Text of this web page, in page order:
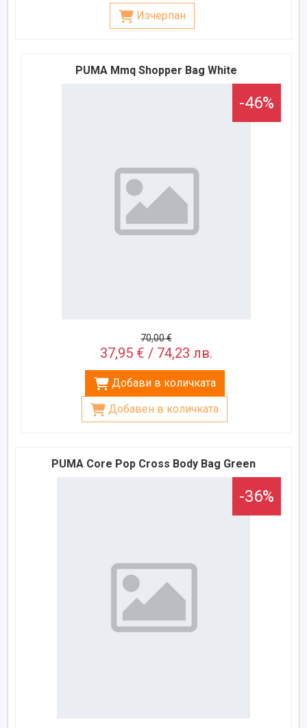
Изчерпан
PUMA Mmq Shopper Bag White
-46%
70,00 €
37,95 € / 74,23 лв.
Добави в количката
Добавен в количката
PUMA Core Pop Cross Body Bag Green
-36%